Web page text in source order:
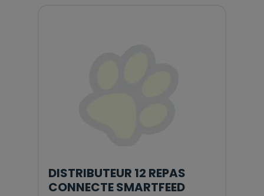
DISTRIBUTEUR 12 REPAS
CONNECTE SMARTFEED